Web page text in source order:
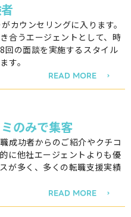
カウンセリングに入ります。
合うエージェントとして、時
回の面談を実施するスタイル
す。
READ MORE
のみで集客
成功者からのご紹介やクチコ
に他社エージェントよりも優
が多く、多くの転職支援実績
READ MORE